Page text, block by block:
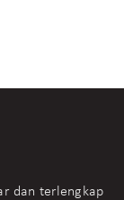
dan terlengkap